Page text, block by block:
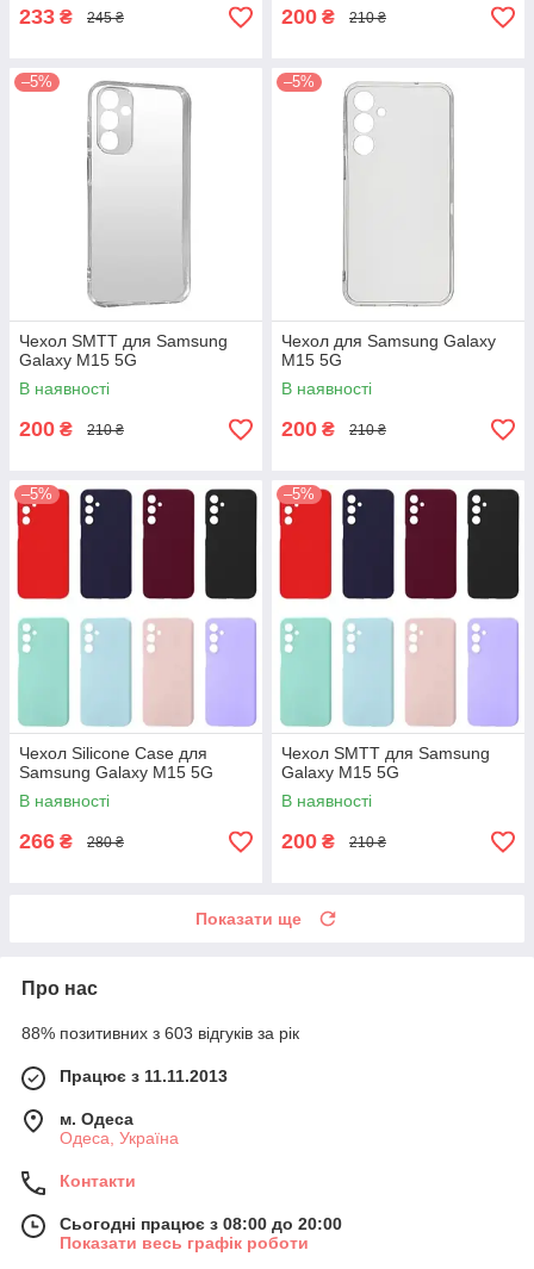
233 ₴ 245 ₴ 200 ₴ 210 ₴
–5%
Чехол SMTT для Samsung
Galaxy M15 5G
В наявності
200 ₴ 210 ₴
–5%
Чехол для Samsung Galaxy
M15 5G
В наявності
200 ₴ 210 ₴
–5%
Чехол Silicone Case для
Samsung Galaxy M15 5G
В наявності
266 ₴ 280 ₴
–5%
Чехол SMTT для Samsung
Galaxy M15 5G
В наявності
200 ₴ 210 ₴
Показати ще
Про нас
88% позитивних з 603 відгуків за рік
Працює з 11.11.2013
м. Одеса
Одеса, Україна
Контакти
Сьогодні працює з 08:00 до 20:00
Показати весь графік роботи